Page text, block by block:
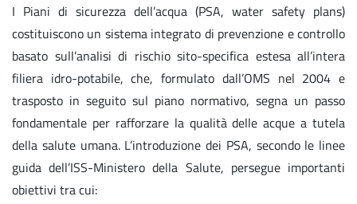
I Piani di sicurezza dell’acqua (PSA, water safety plans)
costituiscono un sistema integrato di prevenzione e controllo
basato sull’analisi di rischio sito-specifica estesa all’intera
filiera idro-potabile, che, formulato dall’OMS nel 2004 e
trasposto in seguito sul piano normativo, segna un passo
fondamentale per rafforzare la qualità delle acque a tutela
della salute umana. L’introduzione dei PSA, secondo le linee
guida dell’ISS-Ministero della Salute, persegue importanti
obiettivi tra cui: